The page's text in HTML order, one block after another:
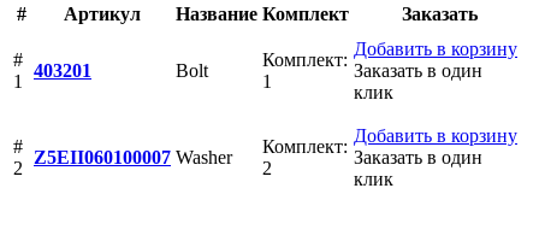
#
Артикул Название Комплект Заказать
#
1
403201 Bolt
Комплект:
1
Добавить в корзину
Заказать в один
клик
#
2
Z5EII060100007 Washer
Комплект:
2
Добавить в корзину
Заказать в один
клик